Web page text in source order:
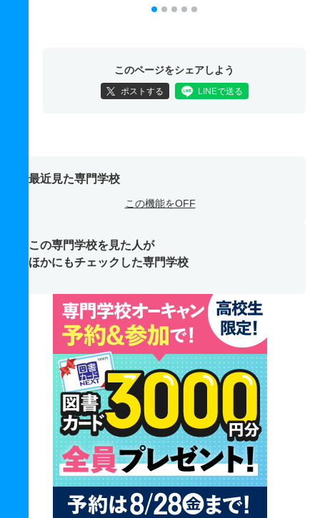
このページをシェアしよう
ポストする LINEで送る
最近見た専門学校
この機能をOFF
この専門学校を見た人が
ほかにもチェックした専門学校